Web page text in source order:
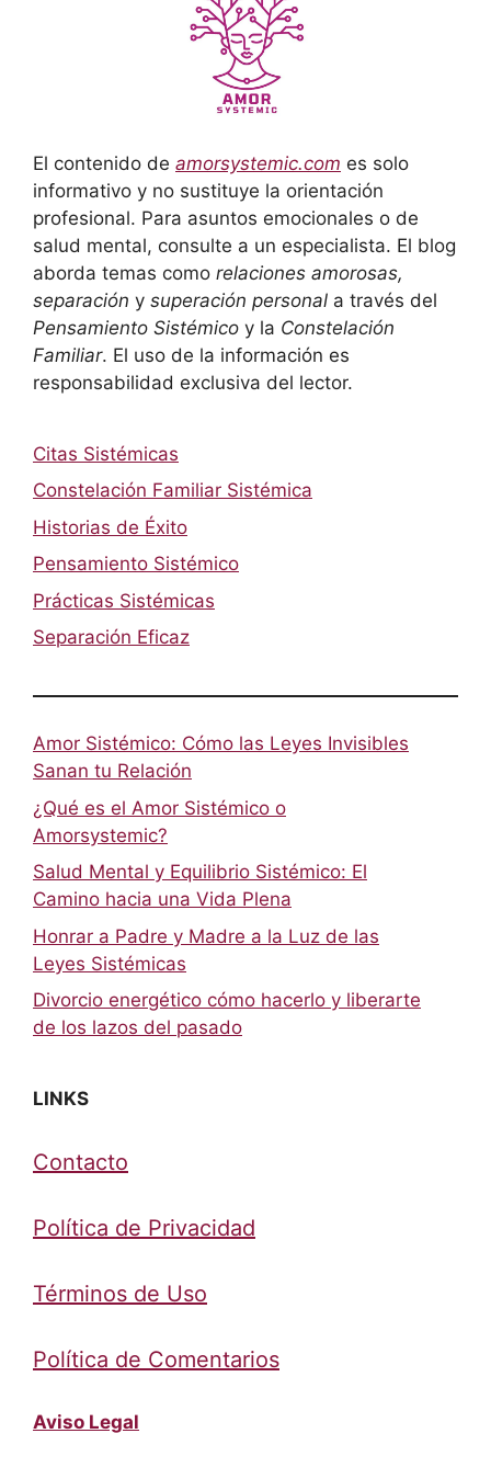
El contenido de amorsystemic.com es solo
informativo y no sustituye la orientación
profesional. Para asuntos emocionales o de
salud mental, consulte a un especialista. El blog
aborda temas como relaciones amorosas,
separación y superación personal a través del
Pensamiento Sistémico y la Constelación
Familiar. El uso de la información es
responsabilidad exclusiva del lector.
Citas Sistémicas
Constelación Familiar Sistémica
Historias de Éxito
Pensamiento Sistémico
Prácticas Sistémicas
Separación Eficaz
Amor Sistémico: Cómo las Leyes Invisibles
Sanan tu Relación
¿Qué es el Amor Sistémico o
Amorsystemic?
Salud Mental y Equilibrio Sistémico: El
Camino hacia una Vida Plena
Honrar a Padre y Madre a la Luz de las
Leyes Sistémicas
Divorcio energético cómo hacerlo y liberarte
de los lazos del pasado
LINKS
Contacto
Política de Privacidad
Términos de Uso
Política de Comentarios
Aviso Legal